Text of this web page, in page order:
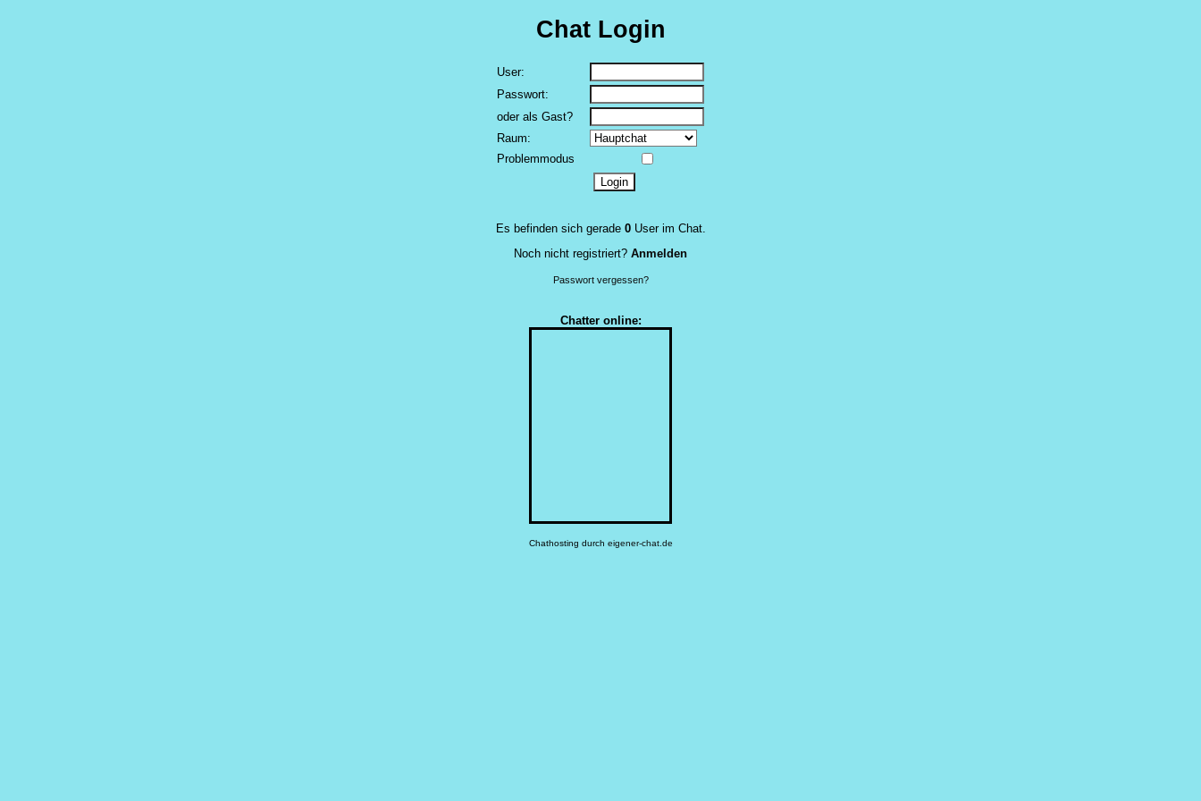
Chat Login
User:
Passwort:
oder als Gast?
Raum:
Problemmodus
Es befinden sich gerade 0User im Chat.
Noch nicht registriert? Anmelden
Passwort vergessen?
Chatter online:
Chathosting durch eigener-chat.de